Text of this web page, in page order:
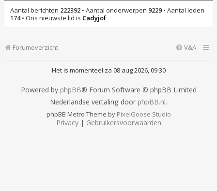
Aantal berichten 222392 • Aantal onderwerpen 9229• Aantal leden
174• Ons nieuwste lid is Cadyjof
Forumoverzicht V&A
Het is momenteel za 08 aug 2026, 09:30
Powered by phpBB® Forum Software © phpBB Limited
Nederlandse vertaling door phpBB.nl.
phpBB Metro Theme by PixelGoose Studio
Privacy| Gebruikersvoorwaarden